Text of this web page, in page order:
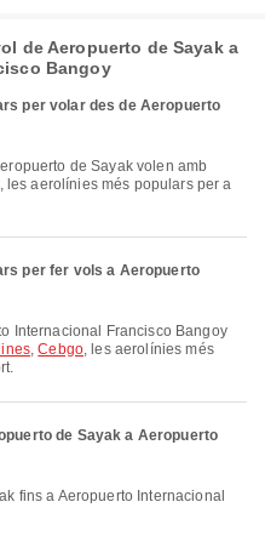
de Aeropuerto de Sayak a
Bangoy
per volar des de Aeropuerto
de Sayak volen amb
, les aerolínies més populars per a
per fer vols a Aeropuerto
,Cebgo, les aerolínies més
de Sayak a Aeropuerto